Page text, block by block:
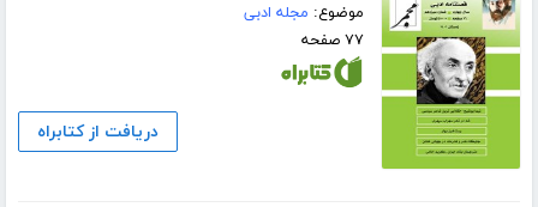
موضوع: مجله ادبی
۷۷ صفحه
دریافت از کتابراه